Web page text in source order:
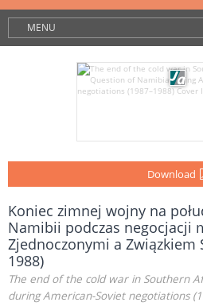
MENU
Download
Koniec zimnej wojny na
Namibii podczas negocjacji
Zjednoczonymi a Związkiem
1988)
The end of the cold war in Southern
during American-Soviet negotiations